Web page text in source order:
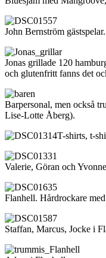
John Bernström
Jonas grillade 120
och glutenfritt fanns det
Barpersonal, men också
Lise-Lotte Åberg).
T-shirts, t-
Valerie, Göran och
Flanhell. Hårdrockare
Staffan, Marcus, Jocke i